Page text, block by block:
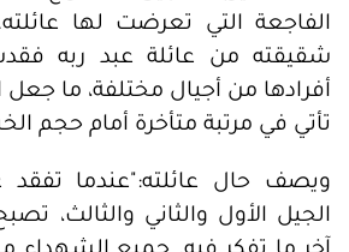
الفاجعة التي تعرضت لها
شقيقته من عائلة عبد ربه
أفرادها من أجيال مختلفة، ما جعل
تأتي في مرتبة متأخرة أمام حجم
ويصف حال عائلته:"عندما تفقد
الجيل الأول والثاني والثالث،